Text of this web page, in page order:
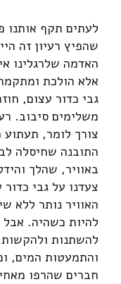
לעתים תקף אותנו
שהפיץ רעיון זה
האדמה שלרגלינו
אלא הולכת
גבי כדור עצום,
משלימים סיבוב.
צורך לומר, תעתוע
התובנה שחיסלה
באוויר, שהלך
צעדנו על גבי
האוויר נותר ללא
להיות כשהיה.
להשתנות
והתמעטות המים,
חברים שהרפו